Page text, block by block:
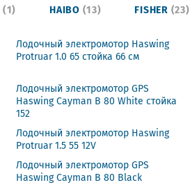
(1) HAIBO (13) FISHER (23)
Лодочный электромотор Haswing
Protruar 1.0 65 стойка 66 см
Лодочный электромотор GPS
Haswing Cayman B 80 White стойка
152
Лодочный электромотор Haswing
Protruar 1.5 55 12V
Лодочный электромотор GPS
Haswing Cayman B 80 Black